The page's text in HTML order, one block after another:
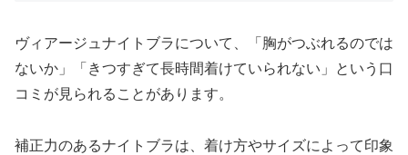
ヴィアージュナイトブラについて、「胸がつぶれるのでは
ないか」「きつすぎて長時間着けていられない」という口
コミが見られることがあります。
補正力のあるナイトブラは、着け方やサイズによって印象